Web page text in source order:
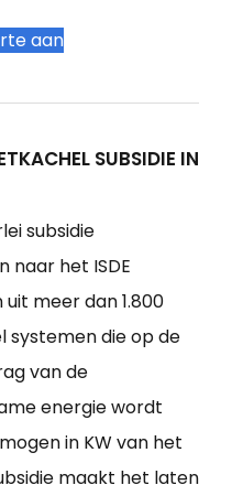
aan
SUBSIDIE IN
subsidie
naar het ISDE
meer dan 1.800
die op de
van de
energie wordt
in KW van het
maakt het laten